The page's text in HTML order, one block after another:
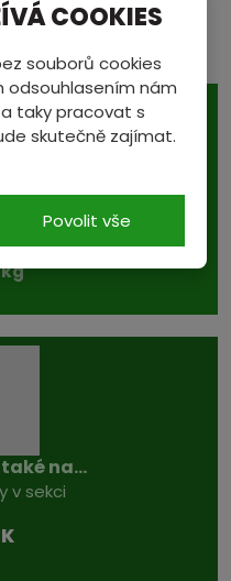
drti-britskou-
lana
na...
v sekci
COOKIES
souborů cookies
odsouhlasením nám
taky pracovat s
skutečně zajímat.
Povolit vše